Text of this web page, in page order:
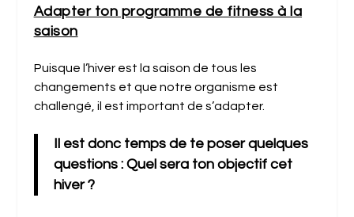
Adapter ton programme de fitness à la
saison
Puisque l’hiver est la saison de tous les
changements et que notre organisme est
challengé, il est important de s’adapter.
Il est donc temps de te poser quelques
questions : Quel sera ton objectif cet
hiver ?